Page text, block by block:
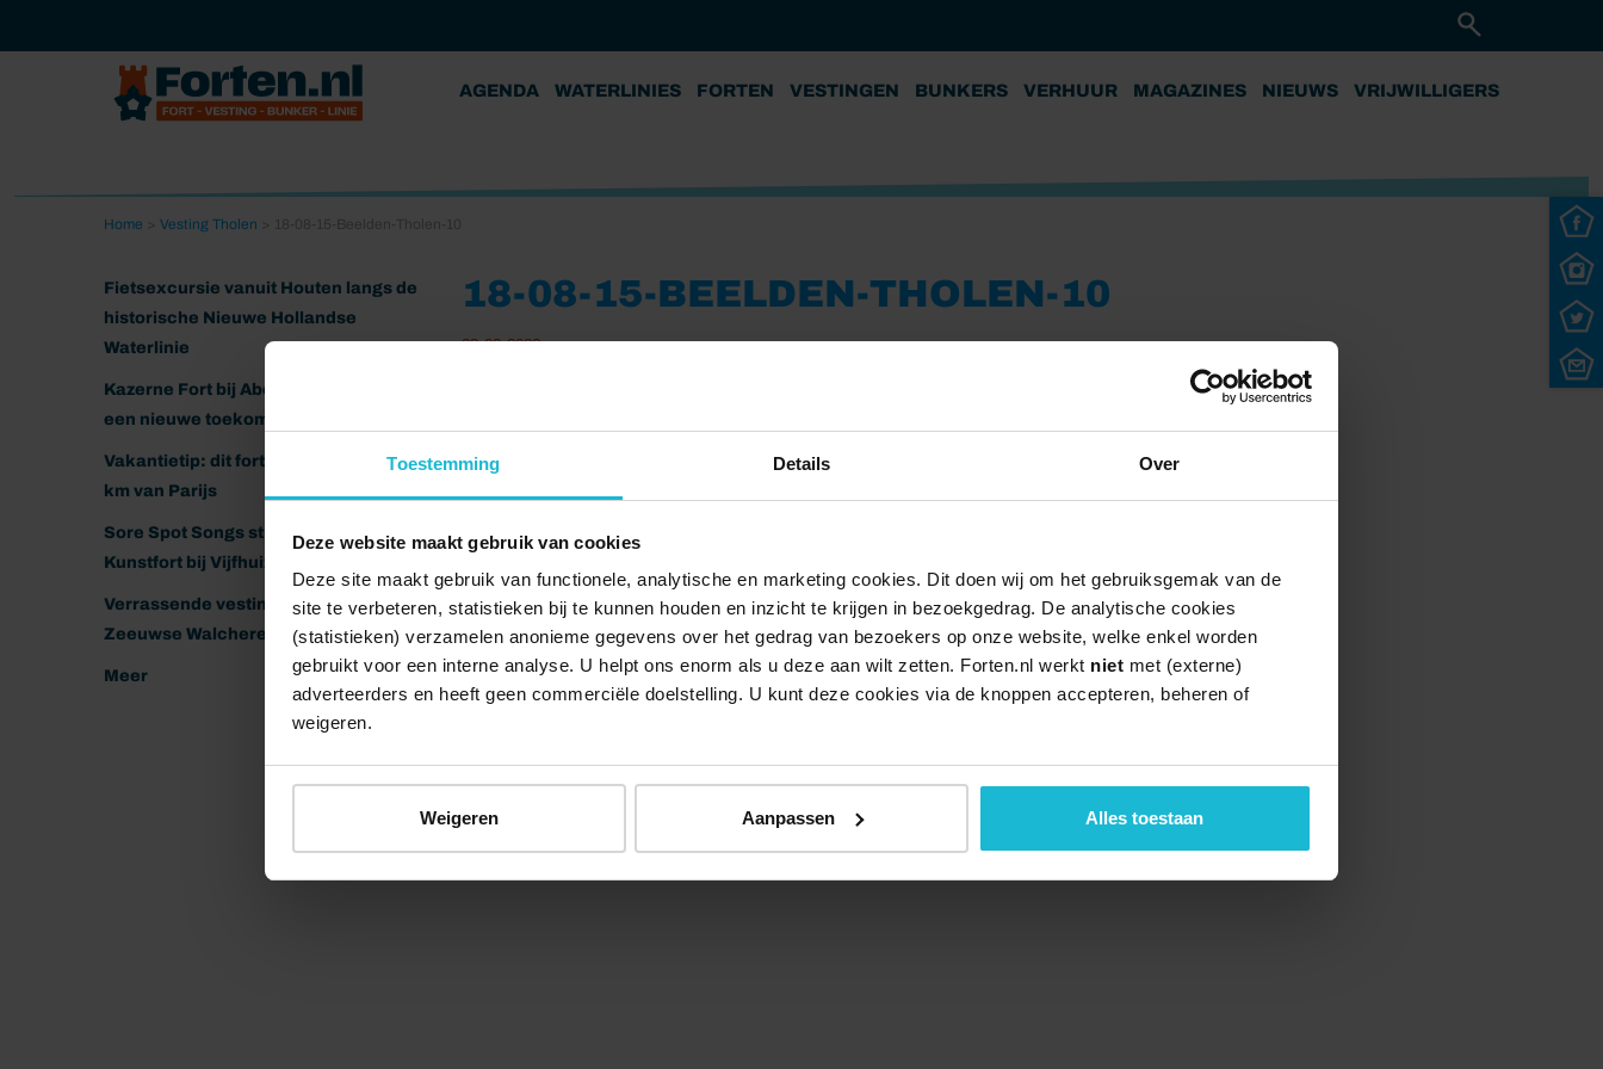
Toestemming Details Over
Deze website maakt gebruik van cookies
Deze site maakt gebruik van functionele, analytische en marketing cookies. Dit doen wij om het gebruiksgemak van de
site te verbeteren, statistieken bij te kunnen houden en inzicht te krijgen in bezoekgedrag. De analytische cookies
(statistieken) verzamelen anonieme gegevens over het gedrag van bezoekers op onze website, welke enkel worden
gebruikt voor een interne analyse. U helpt ons enorm als u deze aan wilt zetten. Forten.nl werkt niet met (externe)
adverteerders en heeft geen commerciële doelstelling. U kunt deze cookies via de knoppen accepteren, beheren of
weigeren.
Weigeren Aanpassen Alles toestaan
AGENDA WATERLINIES FORTEN VESTINGEN BUNKERS VERHUUR MAGAZINES NIEUWS VRIJWILLIGERS
Home Vesting Tholen
Fietsexcursie vanuit Houten langs de
historische Nieuwe Hollandse
Waterlinie
Kazerne Fort bij Abcoude klaar voor
een nieuwe toekomst
Vakantietip: dit fort ligt nog geen 20
km van Parijs
Sore Spot Songs strijkt neer op het
Kunstfort bij Vijfhuizen
Verrassende vestingen van het
Zeeuwse Walcheren
Meer
18-08-15-BEELDEN-THOLEN-10
28-02-2022
© 2026 Stichting Forten Nederland Over ons Doneer nu Disclaimer Contact Forten.nl wordt ondersteund door de